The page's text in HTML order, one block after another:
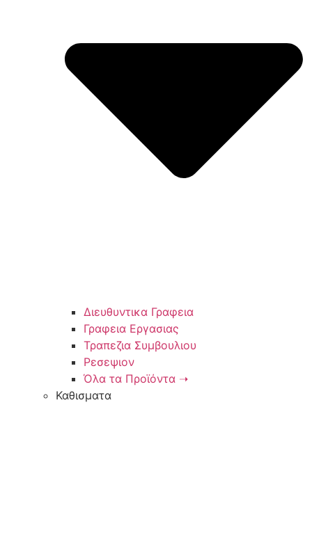
Διευθυντικα Γραφεια
Γραφεια Εργασιας
Τραπεζια Συμβουλιου
Ρεσεψιον
Όλα τα Προϊόντα ➝
Καθισματα